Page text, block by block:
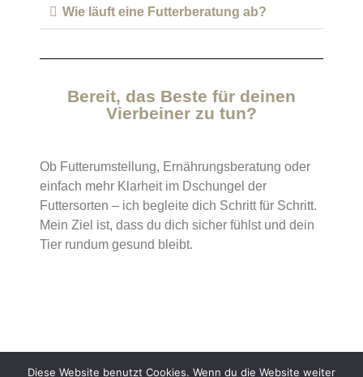
Wie läuft eine Futterberatung ab?
Bereit, das Beste für deinen
Vierbeiner zu tun?
Ob Futterumstellung, Ernährungsberatung oder
einfach mehr Klarheit im Dschungel der
Futtersorten – ich begleite dich Schritt für Schritt.
Mein Ziel ist, dass du dich sicher fühlst und dein
Tier rundum gesund bleibt.
Diese Website benutzt Cookies. Wenn du die Website weiter